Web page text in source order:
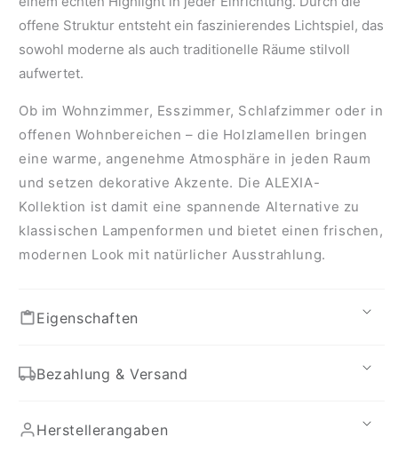
offene Struktur entsteht ein faszinierendes Lichtspiel, das
sowohl moderne als auch traditionelle Räume stilvoll
aufwertet.
Ob im Wohnzimmer, Esszimmer, Schlafzimmer oder in
offenen Wohnbereichen – die Holzlamellen bringen
eine warme, angenehme Atmosphäre in jeden Raum
und setzen dekorative Akzente. Die ALEXIA-
Kollektion ist damit eine spannende Alternative zu
klassischen Lampenformen und bietet einen frischen,
modernen Look mit natürlicher Ausstrahlung.
Eigenschaften
Bezahlung & Versand
Herstellerangaben